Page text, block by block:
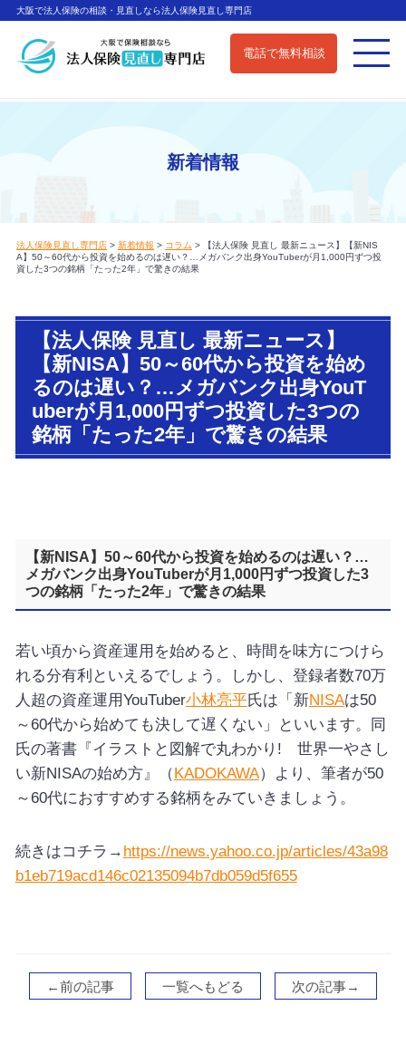
大阪で法人保険の相談・見直しなら法人保険見直し専門店
電話で無料相談
新着情報
法人保険見直し専門店> 新着情報 > コラム >
【法人保険 見直し 最新ニュース】【新NIS
A】50～60代から投資を始めるのは遅い？…メガバンク出身YouTuberが月1,000円ずつ投
資した3つの銘柄「たった2年」で驚きの結果
【法人保険 見直し 最新ニュース】
【新NISA】50～60代から投資を始め
るのは遅い？…メガバンク出身YouT
uberが月1,000円ずつ投資した3つの
銘柄「たった2年」で驚きの結果
【新NISA】50～60代から投資を始めるのは遅い？…
メガバンク出身YouTuberが月1,000円ずつ投資した3
つの銘柄「たった2年」で驚きの結果
若い頃から資産運用を始めると、時間を味方につけら
れる分有利といえるでしょう。しかし、登録者数70万
人超の資産運用YouTuber小林亮平氏は「新NISAは50
～60代から始めても決して遅くない」といいます。同
氏の著書『イラストと図解で丸わかり! 世界一やさし
い新NISAの始め方』（ KADOKAWA）より、筆者が50
～60代におすすめする銘柄をみていきましょう。
続きはコチラ→ https://news.yahoo.co.jp/articles/43a98
b1eb719acd146c02135094b7db059d5f655
←前の記事 一覧へもどる 次の記事→